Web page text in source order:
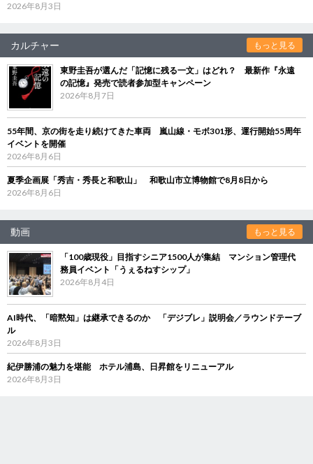
2026年8月3日
カルチャー もっと見る
東野圭吾が選んだ「記憶に残る一文」はどれ？ 最新作『永遠
の記憶』発売で読者参加型キャンペーン
2026年8月7日
55年間、京の街を走り続けてきた車両 嵐山線・モボ301形、運行開始55周年
イベントを開催
2026年8月6日
夏季企画展「秀吉・秀長と和歌山」 和歌山市立博物館で8月8日から
2026年8月6日
動画 もっと見る
「100歳現役」目指すシニア1500人が集結 マンション管理代
務員イベント「うぇるねすシップ」
2026年8月4日
AI時代、「暗黙知」は継承できるのか 「デジブレ」説明会／ラウンドテーブ
ル
2026年8月3日
紀伊勝浦の魅力を堪能 ホテル浦島、日昇館をリニューアル
2026年8月3日